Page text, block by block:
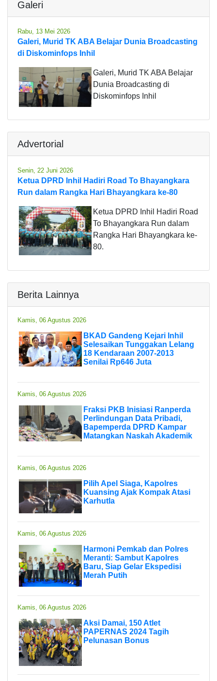
Galeri
Rabu, 13 Mei 2026
Galeri, Murid TK ABA Belajar Dunia Broadcasting
di Diskominfops Inhil
Galeri, Murid TK ABA Belajar
Dunia Broadcasting di
Diskominfops Inhil
Advertorial
Senin, 22 Juni 2026
Ketua DPRD Inhil Hadiri Road To Bhayangkara
Run dalam Rangka Hari Bhayangkara ke-80
Ketua DPRD Inhil Hadiri Road
To Bhayangkara Run dalam
Rangka Hari Bhayangkara ke-
80.
Berita Lainnya
Kamis, 06 Agustus 2026
BKAD Gandeng Kejari Inhil
Selesaikan Tunggakan Lelang
18 Kendaraan 2007-2013
Senilai Rp646 Juta
Kamis, 06 Agustus 2026
Fraksi PKB Inisiasi Ranperda
Perlindungan Data Pribadi,
Bapemperda DPRD Kampar
Matangkan Naskah Akademik
Kamis, 06 Agustus 2026
Pilih Apel Siaga, Kapolres
Kuansing Ajak Kompak Atasi
Karhutla
Kamis, 06 Agustus 2026
Harmoni Pemkab dan Polres
Meranti: Sambut Kapolres
Baru, Siap Gelar Ekspedisi
Merah Putih
Kamis, 06 Agustus 2026
Aksi Damai, 150 Atlet
PAPERNAS 2024 Tagih
Pelunasan Bonus